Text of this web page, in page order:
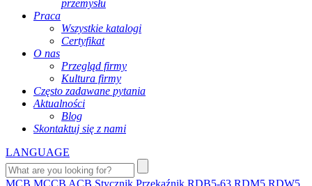
przemysłu
Praca
Wszystkie katalogi
Certyfikat
O nas
Przegląd firmy
Kultura firmy
Często zadawane pytania
Aktualności
Blog
Skontaktuj się z nami
LANGUAGE
MCB MCCB ACB Stycznik Przekaźnik RDB5-63 RDM5 RDW5